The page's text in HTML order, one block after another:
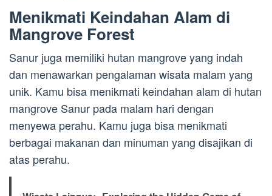
Menikmati Keindahan Alam di
Mangrove Forest
Sanur juga memiliki hutan mangrove yang indah
dan menawarkan pengalaman wisata malam yang
unik. Kamu bisa menikmati keindahan alam di hutan
mangrove Sanur pada malam hari dengan
menyewa perahu. Kamu juga bisa menikmati
berbagai makanan dan minuman yang disajikan di
atas perahu.